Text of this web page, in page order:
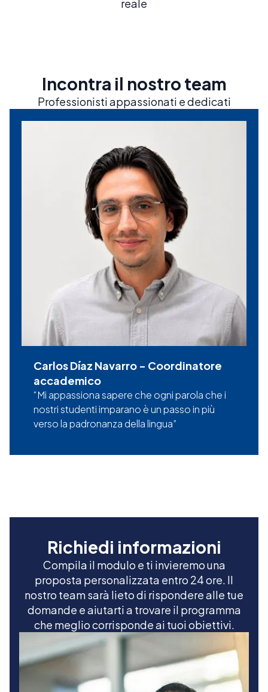
reale
Incontra il nostro team
Professionisti appassionati e dedicati
Carlos Díaz Navarro - Coordinatore
accademico
Mi appassiona sapere che ogni parola che i
nostri studenti imparano è un passo in più
verso la padronanza della lingua
Richiedi informazioni
Compila il modulo e ti invieremo una
proposta personalizzata entro 24 ore. Il
nostro team sarà lieto di rispondere alle tue
domande e aiutarti a trovare il programma
che meglio corrisponde ai tuoi obiettivi.